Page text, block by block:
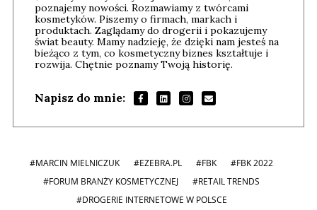
poznajemy nowości. Rozmawiamy z twórcami
kosmetyków. Piszemy o firmach, markach i
produktach. Zaglądamy do drogerii i pokazujemy
świat beauty. Mamy nadzieję, że dzięki nam jesteś na
bieżąco z tym, co kosmetyczny biznes kształtuje i
rozwija. Chętnie poznamy Twoją historię.
Napisz do mnie:
#MARCIN MIELNICZUK #EZEBRA.PL #FBK
#FBK 2022
#FORUM BRANŻY KOSMETYCZNEJ
#RETAIL TRENDS
#DROGERIE INTERNETOWE W POLSCE